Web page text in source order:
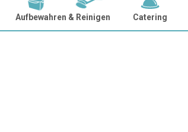
Aufbewahren & Reinigen Catering